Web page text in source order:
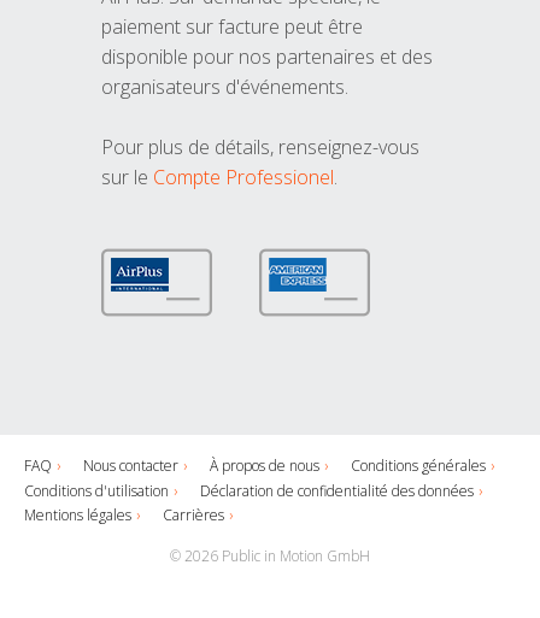
paiement sur facture peut être
disponible pour nos partenaires et des
organisateurs d'événements.
Pour plus de détails, renseignez-vous
sur le Compte Professionel.
FAQ Nous contacter À propos de nous
Conditions générales
Conditions d'utilisation
Déclaration de confidentialité des données
Mentions légales
Carrières
© 2026 Public in Motion GmbH